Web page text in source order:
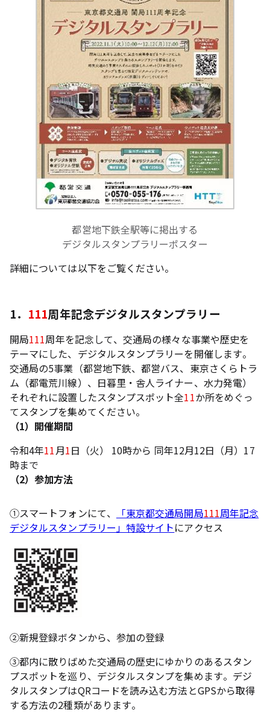
都営地下鉄全駅等に掲出する
デジタルスタンプラリーポスター
詳細については以下をご覧ください。
1． 111周年記念デジタルスタンプラリー
開局111周年を記念して、交通局の様々な事業や歴史を
テーマにした、デジタルスタンプラリーを開催します。
交通局の5事業（都営地下鉄、都営バス、東京さくらトラ
ム（都電荒川線）、日暮里・舎人ライナー、水力発電）
それぞれに設置したスタンプスポット全11か所をめぐっ
てスタンプを集めてください。
（1）開催期間
令和4年11月1日（火） 10時から 同年12月12日（月）17
時まで
（2）参加方法
①スマートフォンにて、 「東京都交通局開局111周年記念
デジタルスタンプラリー」特設サイトにアクセス
②新規登録ボタンから、参加の登録
③都内に散りばめた交通局の歴史にゆかりのあるスタン
プスポットを巡り、デジタルスタンプを集めます。デジ
タルスタンプはQRコードを読み込む方法とGPSから取得
する方法の2種類があります。